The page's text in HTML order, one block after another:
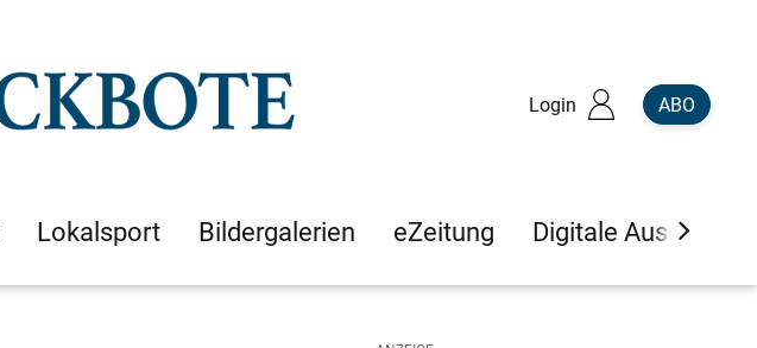
Login ABO
Lokalsport Bildergalerien eZeitung Digitale Ausgaben